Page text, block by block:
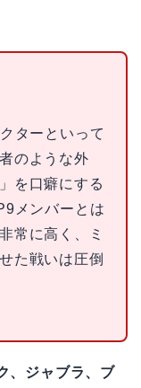
ターといって
のような外
を口癖にする
メンバーとは
常に高く、ミ
た戦いは圧倒
、ジャブラ、ブ